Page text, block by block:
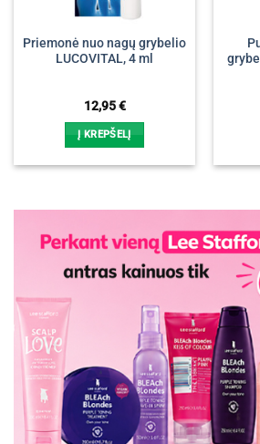
Priemonė nuo nagų grybelio
LUCOVITAL, 4 ml
12,95€
Į KREPŠELĮ